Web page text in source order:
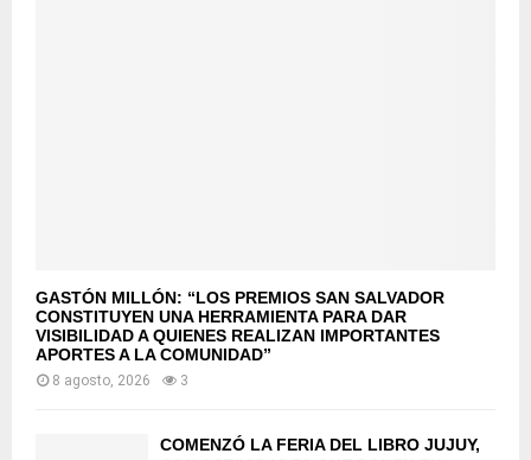
GASTÓN MILLÓN: “LOS PREMIOS SAN SALVADOR
CONSTITUYEN UNA HERRAMIENTA PARA DAR
VISIBILIDAD A QUIENES REALIZAN IMPORTANTES
APORTES A LA COMUNIDAD”
8 agosto, 2026 3
COMENZÓ LA FERIA DEL LIBRO JUJUY,